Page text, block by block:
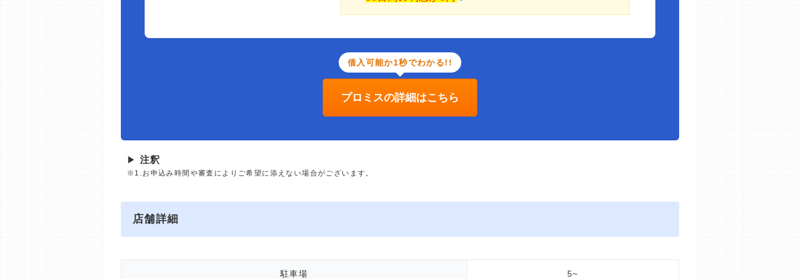
借入可能か1秒でわかる!!
プロミスの詳細はこちら
▶ 注釈
※1.お申込み時間や審査によりご希望に添えない場合がございます。
店舗詳細
駐車場 5~